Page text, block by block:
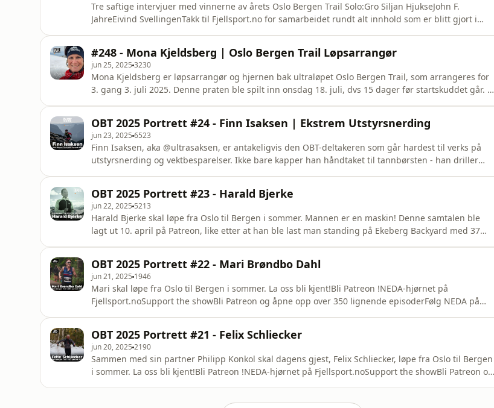
Tre saftige intervjuer med vinnerne av årets Oslo Bergen Trail Solo:Gro Siljan HjukseJohn F.
JahreEivind SvellingenTakk til Fjellsport.no for samarbeidet rundt alt innhold som er blitt gjort i
episoderFølg
#248 - Mona Kjeldsberg | Oslo Bergen Trail Løpsarrangør
jun 25, 2025 3230
Mona Kjeldsberg er løpsarrangør og hjernen bak ultraløpet Oslo Bergen Trail, som arrangeres for
3. gang 3. juli 2025. Denne praten ble spilt inn onsdag 18. juli, dvs 15 dager før startskuddet går. Er
OBT 2025 Portrett #24 - Finn Isaksen | Ekstrem Utstyrsnerding
jun 23, 2025 6523
Finn Isaksen, aka @ultrasaksen, er antakeligvis den OBT-deltakeren som går hardest til verks på
utstyrsnerding og vektbesparelser. Ikke bare kapper han håndtaket til tannbørsten - han driller
episodenUtstyrslista til FinnNED
OBT 2025 Portrett #23 - Harald Bjerke
jun 22, 2025 5213
Harald Bjerke skal løpe fra Oslo til Bergen i sommer. Mannen er en maskin! Denne samtalen ble
lagt ut 10. april på Patreon, like etter at han ble last man standing på Ekeberg Backyard med 37
OBT 2025 Portrett #22 - Mari Brøndbo Dahl
jun 21, 2025 1946
Mari skal løpe fra Oslo til Bergen i sommer. La oss bli kjent!Bli Patreon !NEDA-hjørnet på
Fjellsport.noSupport the showBli Patreon og åpne opp over 350 lignende episoderFølg NEDA på
OBT 2025 Portrett #21 - Felix Schliecker
jun 20, 2025 2190
Sammen med sin partner Philipp Konkol skal dagens gjest, Felix Schliecker, løpe fra Oslo til Bergen
i sommer. La oss bli kjent!Bli Patreon !NEDA-hjørnet på Fjellsport.noSupport the showBli Patreon og